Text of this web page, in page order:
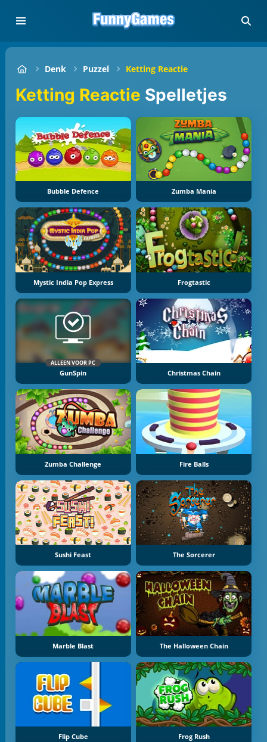
Denk Puzzel Ketting Reactie
Ketting Reactie Spelletjes
Bubble Defence Zumba Mania
Mystic India Pop Express Frogtastic
ALLEEN VOOR PC
GunSpin Christmas Chain
Zumba Challenge Fire Balls
Sushi Feast The Sorcerer
Marble Blast The Halloween Chain
Flip Cube Frog Rush